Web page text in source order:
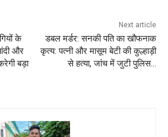
के
और
बड़ा
Next article
डबल मर्डर: सनकी पति का खौफनाक
कृत्य: पत्नी और मासूम बेटी की कुल्हाड़ी
से हत्या, जांच में जुटी पुलिस…